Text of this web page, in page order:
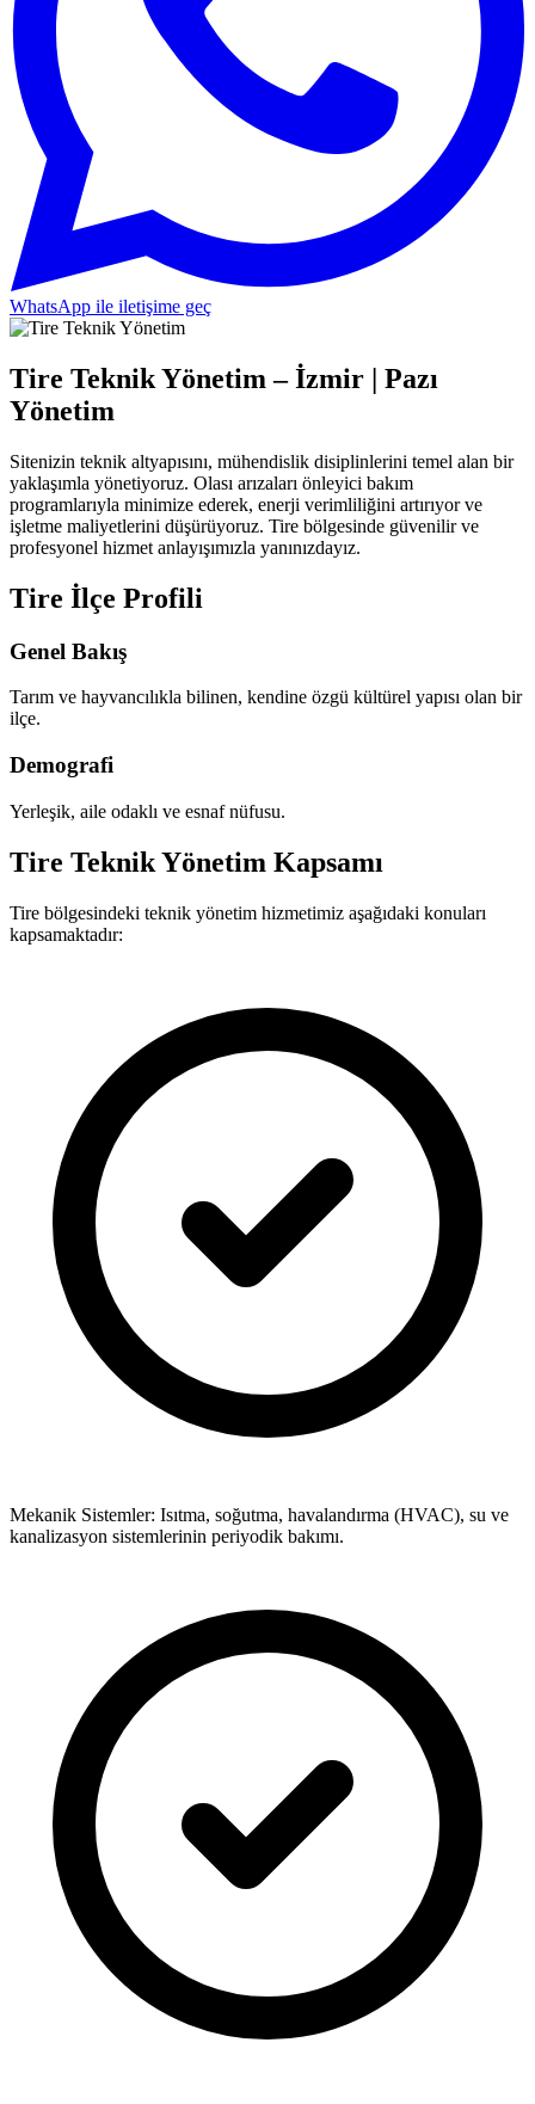
WhatsApp ile iletişime geç
Tire Teknik Yönetim – İzmir | Pazı
Yönetim
Sitenizin teknik altyapısını, mühendislik disiplinlerini temel alan bir
yaklaşımla yönetiyoruz. Olası arızaları önleyici bakım
programlarıyla minimize ederek, enerji verimliliğini artırıyor ve
işletme maliyetlerini düşürüyoruz. Tire bölgesinde güvenilir ve
profesyonel hizmet anlayışımızla yanınızdayız.
Tire İlçe Profili
Genel Bakış
Tarım ve hayvancılıkla bilinen, kendine özgü kültürel yapısı olan bir
ilçe.
Demografi
Yerleşik, aile odaklı ve esnaf nüfusu.
Tire Teknik Yönetim Kapsamı
Tire bölgesindeki teknik yönetim hizmetimiz aşağıdaki konuları
kapsamaktadır:
Mekanik Sistemler: Isıtma, soğutma, havalandırma (HVAC), su ve
kanalizasyon sistemlerinin periyodik bakımı.